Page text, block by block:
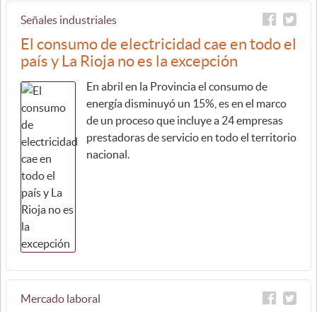
Señales industriales
El consumo de electricidad cae en todo el
país y La Rioja no es la excepción
En abril en la Provincia el consumo de
energía disminuyó un 15%, es en el marco
de un proceso que incluye a 24 empresas
prestadoras de servicio en todo el territorio
nacional.
Mercado laboral